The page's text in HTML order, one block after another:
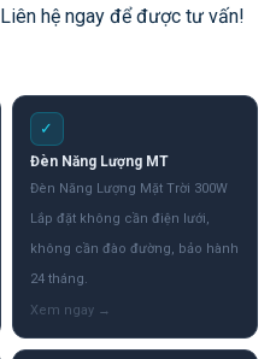
hệ ngay để được tư vấn!
✓
Đèn Năng Lượng MT
Đèn Năng Lượng Mặt Trời 300W
Lắp đặt không cần điện lưới,
không cần đào đường, bảo hành
24 tháng.